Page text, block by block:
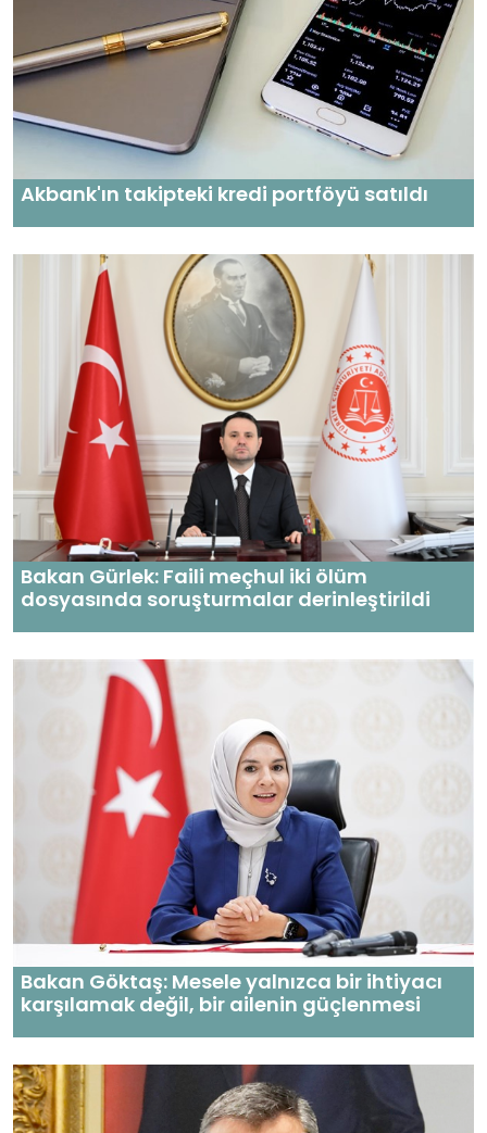
Akbank'ın takipteki kredi portföyü satıldı
Bakan Gürlek: Faili meçhul iki ölüm
dosyasında soruşturmalar derinleştirildi
Bakan Göktaş: Mesele yalnızca bir ihtiyacı
karşılamak değil, bir ailenin güçlenmesi